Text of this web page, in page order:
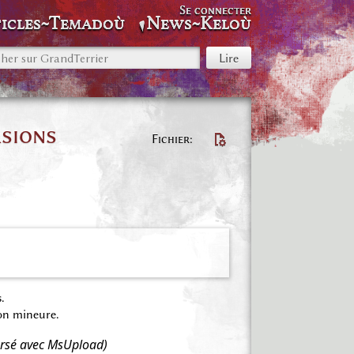
News~Keloù
Se connecter
Fichier
mineure.
avec MsUpload